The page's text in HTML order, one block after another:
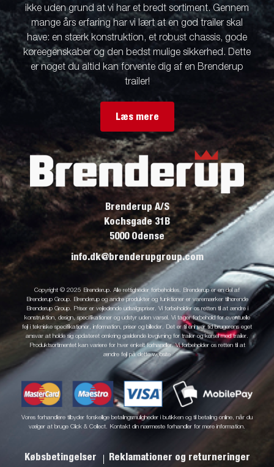
ikke uden grund at vi har et bredt sortiment. Gennem
mange års erfaring har vi lært at en god trailer skal
have: en stærk konstruktion, et robust chassis, gode
køreegenskaber og den bedst mulige sikkerhed. Dette
er noget du altid kan forvente dig af en Brenderup
trailer!
Læs mere
Brenderup A/S
Kochsgade 31B
5000 Odense
info.dk@brenderupgroup.com
Copyright © 2025 Brenderup. Alle rettigheder forbeholdes. Brenderup er en del af
Brenderup Group. Brenderup og andre produkter og funktioner er varemærker tilhørende
Brenderup Group. Priser er vejledende udsalgspriser. Vi forbeholder os retten til at ændre i
konstruktion, design, specifikationer og udstyr uden varsel. Vi tager forbehold for eventuelle
fejl i tekniske specifikationer, information, priser og billeder. Det er til enhver tid brugerens eget
ansvar at holde sig opdateret omkring gældende lovgivning for trailer og kørsel med trailer.
Produktsortimentet kan variere for hver enkelt forhandler. Vi forbeholder os retten til at
ændre fejl på dette website
Vores forhandlere tilbyder forskellige betalingsmuligheder i butikken og til betaling online, når du
vælger at bruge Click & Collect. Kontakt din nærmeste forhandler for mere information.
Købsbetingelser Reklamationer og returneringer